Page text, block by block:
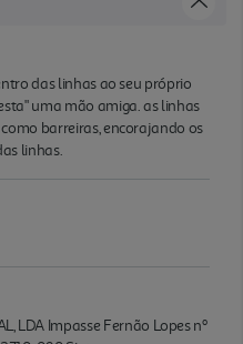
das linhas ao seu próprio
uma mão amiga. as linhas
barreiras, encorajando os
linhas.
LDA Impasse Fernão Lopes nº